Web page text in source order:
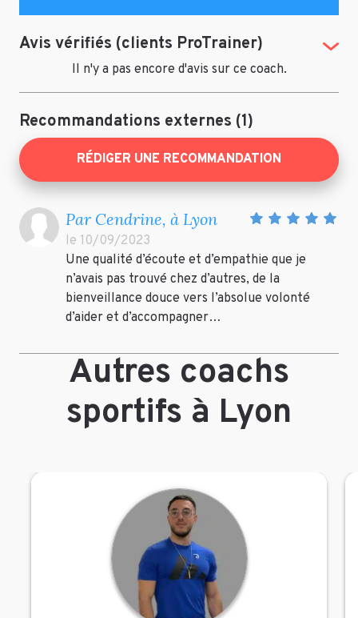
Avis vérifiés (clients ProTrainer)
Il n'y a pas encore d'avis sur ce coach.
Recommandations externes (1)
RÉDIGER UNE RECOMMANDATION
Par Cendrine, à Lyon
le 10/09/2023
Une qualité d’écoute et d’empathie que je
n’avais pas trouvé chez d’autres, de la
bienveillance douce vers l’absolue volonté
d’aider et d’accompagner…
Autres coachs
sportifs à Lyon